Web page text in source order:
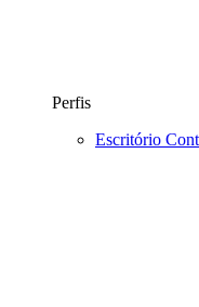
Perfis
Escritório